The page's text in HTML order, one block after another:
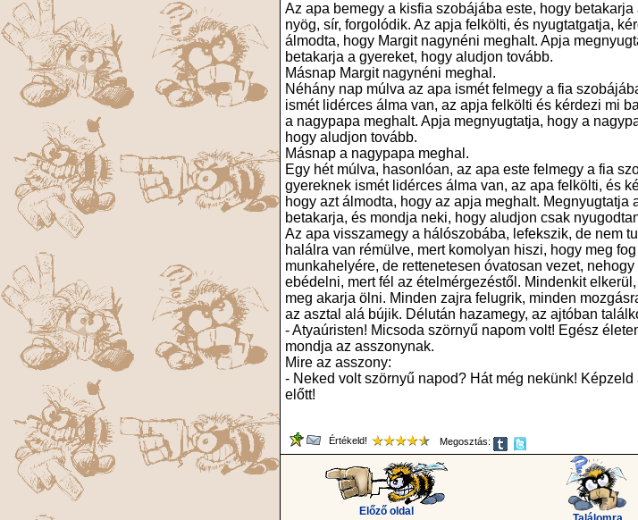
Az apa bemegy a kisfia szobájába este, hogy
nyög, sír, forgolódik. Az apja felkölti, és nyugtatgatja,
álmodta, hogy Margit nagynéni meghalt. Apja
betakarja a gyereket, hogy aludjon tovább.
Másnap Margit nagynéni meghal.
Néhány nap múlva az apa ismét felmegy a fia
ismét lidérces álma van, az apja felkölti és kérdezi mi
a nagypapa meghalt. Apja megnyugtatja, hogy a
hogy aludjon tovább.
Másnap a nagypapa meghal.
Egy hét múlva, hasonlóan, az apa este felmegy a fia
gyereknek ismét lidérces álma van, az apa felkölti, és
hogy azt álmodta, hogy az apja meghalt. Megnyugtatja
betakarja, és mondja neki, hogy aludjon csak
Az apa visszamegy a hálószobába, lefekszik, de nem
halálra van rémülve, mert komolyan hiszi, hogy meg
munkahelyére, de rettenetesen óvatosan vezet,
ebédelni, mert fél az ételmérgezéstől. Mindenkit
meg akarja ölni. Minden zajra felugrik, minden
az asztal alá bújik. Délután hazamegy, az ajtóban
- Atyaúristen! Micsoda szörnyű napom volt! Egész
mondja az asszonynak.
Mire az asszony:
- Neked volt szörnyű napod? Hát még nekünk!
előtt!
Értékeld! Megosztás:
Előző oldal